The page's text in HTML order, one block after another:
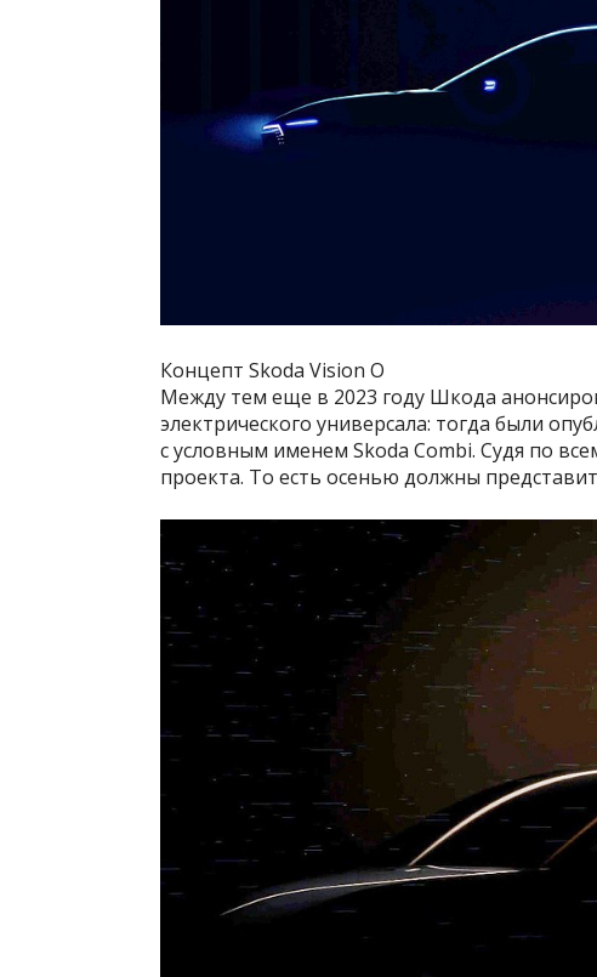
Концепт Skoda Vision O
Между тем еще в 2023 году Шкода
электрического универсала: тогда были
с условным именем Skoda Combi. Судя по
проекта. То есть осенью должны